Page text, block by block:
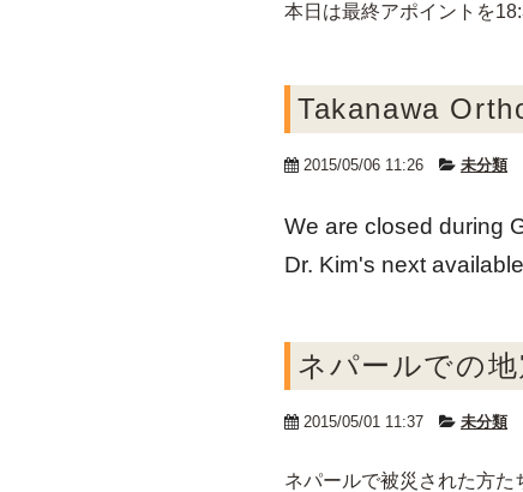
本日は最終アポイントを
Takanawa
2015/05/06 11:26 未分類
We are closed during
Dr. Kim's next
ネパールでの
2015/05/01 11:37 未分類
ネパールで被災された方